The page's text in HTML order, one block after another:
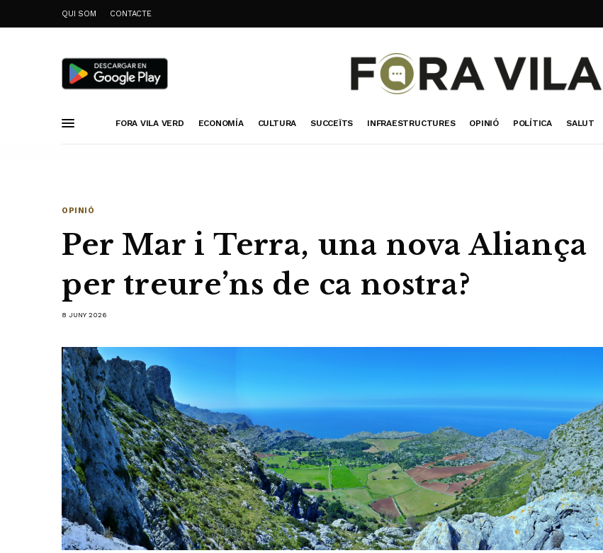
QUI SOM CONTACTE
FORA VILA VERD ECONOMÍA CULTURA SUCCEÏTS INFRAESTRUCTURES OPINIÓ POLÍTICA SALUT
OPINIÓ
Per Mar i Terra, una nova Aliança
per treure’ns de ca nostra?
8 JUNY 2026